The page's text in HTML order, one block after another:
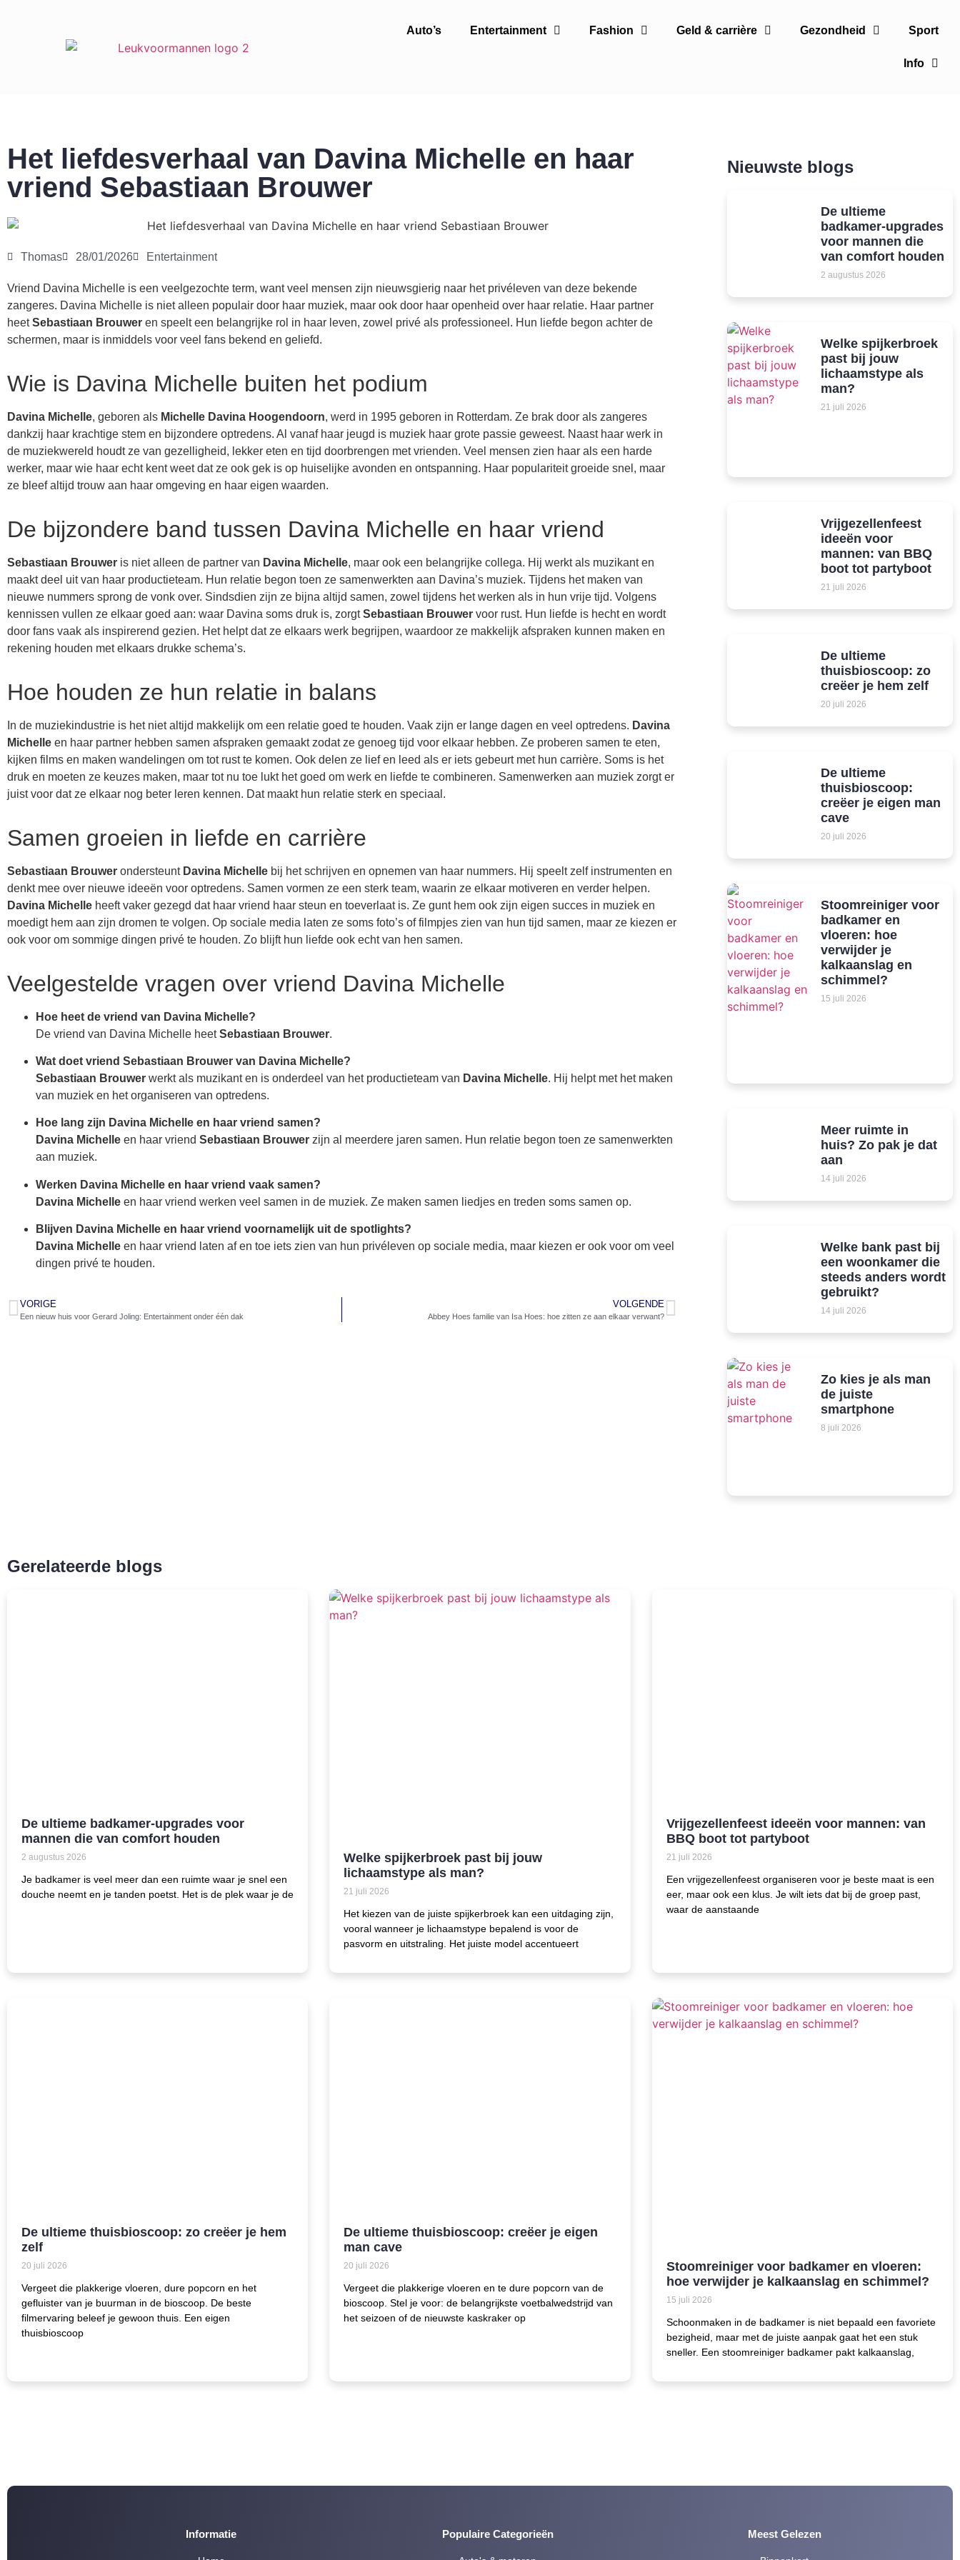
Auto’s Entertainment Fashion Geld & carrière Gezondheid Sport
Info
Het liefdesverhaal van Davina Michelle en haar
vriend Sebastiaan Brouwer
Thomas 28/01/2026 Entertainment
Vriend Davina Michelle is een veelgezochte term, want veel mensen zijn nieuwsgierig naar het privéleven van deze bekende
zangeres. Davina Michelle is niet alleen populair door haar muziek, maar ook door haar openheid over haar relatie. Haar partner
heetSebastiaan Brouwer en speelt een belangrijke rol in haar leven, zowel privé als professioneel. Hun liefde begon achter de
schermen, maar is inmiddels voor veel fans bekend en geliefd.
Wie is Davina Michelle buiten het podium
Davina Michelle, geboren als Michelle Davina Hoogendoorn, werd in 1995 geboren in Rotterdam. Ze brak door als zangeres
dankzij haar krachtige stem en bijzondere optredens. Al vanaf haar jeugd is muziek haar grote passie geweest. Naast haar werk in
de muziekwereld houdt ze van gezelligheid, lekker eten en tijd doorbrengen met vrienden. Veel mensen zien haar als een harde
werker, maar wie haar echt kent weet dat ze ook gek is op huiselijke avonden en ontspanning. Haar populariteit groeide snel, maar
ze bleef altijd trouw aan haar omgeving en haar eigen waarden.
De bijzondere band tussen Davina Michelle en haar vriend
Sebastiaan Brouwer is niet alleen de partner van Davina Michelle, maar ook een belangrijke collega. Hij werkt als muzikant en
maakt deel uit van haar productieteam. Hun relatie begon toen ze samenwerkten aan Davina’s muziek. Tijdens het maken van
nieuwe nummers sprong de vonk over. Sindsdien zijn ze bijna altijd samen, zowel tijdens het werken als in hun vrije tijd. Volgens
kennissen vullen ze elkaar goed aan: waar Davina soms druk is, zorgtSebastiaan Brouwer voor rust. Hun liefde is hecht en wordt
door fans vaak als inspirerend gezien. Het helpt dat ze elkaars werk begrijpen, waardoor ze makkelijk afspraken kunnen maken en
rekening houden met elkaars drukke schema’s.
Hoe houden ze hun relatie in balans
In de muziekindustrie is het niet altijd makkelijk om een relatie goed te houden. Vaak zijn er lange dagen en veel optredens. Davina
Michelle en haar partner hebben samen afspraken gemaakt zodat ze genoeg tijd voor elkaar hebben. Ze proberen samen te eten,
kijken films en maken wandelingen om tot rust te komen. Ook delen ze lief en leed als er iets gebeurt met hun carrière. Soms is het
druk en moeten ze keuzes maken, maar tot nu toe lukt het goed om werk en liefde te combineren. Samenwerken aan muziek zorgt er
juist voor dat ze elkaar nog beter leren kennen. Dat maakt hun relatie sterk en speciaal.
Samen groeien in liefde en carrière
Sebastiaan Brouwer ondersteunt Davina Michelle bij het schrijven en opnemen van haar nummers. Hij speelt zelf instrumenten en
denkt mee over nieuwe ideeën voor optredens. Samen vormen ze een sterk team, waarin ze elkaar motiveren en verder helpen.
Davina Michelle heeft vaker gezegd dat haar vriend haar steun en toeverlaat is. Ze gunt hem ook zijn eigen succes in muziek en
moedigt hem aan zijn dromen te volgen. Op sociale media laten ze soms foto’s of filmpjes zien van hun tijd samen, maar ze kiezen er
ook voor om sommige dingen privé te houden. Zo blijft hun liefde ook echt van hen samen.
Veelgestelde vragen over vriend Davina Michelle
Hoe heet de vriend van Davina Michelle?
De vriend van Davina Michelle heetSebastiaan Brouwer.
Wat doet vriend Sebastiaan Brouwer van Davina Michelle?
Sebastiaan Brouwer werkt als muzikant en is onderdeel van het productieteam van Davina Michelle. Hij helpt met het maken
van muziek en het organiseren van optredens.
Hoe lang zijn Davina Michelle en haar vriend samen?
Davina Michelle en haar vriend Sebastiaan Brouwer zijn al meerdere jaren samen. Hun relatie begon toen ze samenwerkten
aan muziek.
Werken Davina Michelle en haar vriend vaak samen?
Davina Michelle en haar vriend werken veel samen in de muziek. Ze maken samen liedjes en treden soms samen op.
Blijven Davina Michelle en haar vriend voornamelijk uit de spotlights?
Davina Michelle en haar vriend laten af en toe iets zien van hun privéleven op sociale media, maar kiezen er ook voor om veel
dingen privé te houden.
VORIGE
Een nieuw huis voor Gerard Joling: Entertainment onder één dak
VOLGENDE
Abbey Hoes familie van Isa Hoes: hoe zitten ze aan elkaar verwant?
Nieuwste blogs
De ultieme
badkamer-upgrades
voor mannen die
van comfort houden
2 augustus 2026
Welke spijkerbroek
past bij jouw
lichaamstype als
man?
21 juli 2026
Vrijgezellenfeest
ideeën voor
mannen: van BBQ
boot tot partyboot
21 juli 2026
De ultieme
thuisbioscoop: zo
creëer je hem zelf
20 juli 2026
De ultieme
thuisbioscoop:
creëer je eigen man
cave
20 juli 2026
Stoomreiniger voor
badkamer en
vloeren: hoe
verwijder je
kalkaanslag en
schimmel?
15 juli 2026
Meer ruimte in
huis? Zo pak je dat
aan
14 juli 2026
Welke bank past bij
een woonkamer die
steeds anders wordt
gebruikt?
14 juli 2026
Zo kies je als man
de juiste
smartphone
8 juli 2026
Gerelateerde blogs
De ultieme badkamer-upgrades voor
mannen die van comfort houden
2 augustus 2026
Je badkamer is veel meer dan een ruimte waar je snel een
douche neemt en je tanden poetst. Het is de plek waar je de
Welke spijkerbroek past bij jouw
lichaamstype als man?
21 juli 2026
Het kiezen van de juiste spijkerbroek kan een uitdaging zijn,
vooral wanneer je lichaamstype bepalend is voor de
pasvorm en uitstraling. Het juiste model accentueert
Vrijgezellenfeest ideeën voor mannen: van
BBQ boot tot partyboot
21 juli 2026
Een vrijgezellenfeest organiseren voor je beste maat is een
eer, maar ook een klus. Je wilt iets dat bij de groep past,
waar de aanstaande
De ultieme thuisbioscoop: zo creëer je hem
zelf
20 juli 2026
Vergeet die plakkerige vloeren, dure popcorn en het
gefluister van je buurman in de bioscoop. De beste
filmervaring beleef je gewoon thuis. Een eigen
thuisbioscoop
De ultieme thuisbioscoop: creëer je eigen
man cave
20 juli 2026
Vergeet die plakkerige vloeren en te dure popcorn van de
bioscoop. Stel je voor: de belangrijkste voetbalwedstrijd van
het seizoen of de nieuwste kaskraker op
Stoomreiniger voor badkamer en vloeren:
hoe verwijder je kalkaanslag en schimmel?
15 juli 2026
Schoonmaken in de badkamer is niet bepaald een favoriete
bezigheid, maar met de juiste aanpak gaat het een stuk
sneller. Een stoomreiniger badkamer pakt kalkaanslag,
Informatie Populaire Categorieën Meest Gelezen